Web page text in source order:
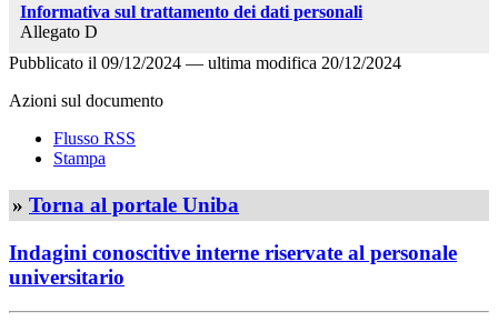
Informativa sul trattamento dei dati personali
Allegato D
Pubblicato il 09/12/2024 — ultima modifica 20/12/2024
Azioni sul documento
Flusso RSS
Stampa
» Torna al portale Uniba
Indagini conoscitive interne riservate al personale
universitario